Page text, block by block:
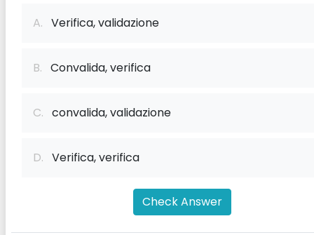
A. Verifica, validazione
B. Convalida, verifica
C. convalida, validazione
D. Verifica, verifica
Check Answer